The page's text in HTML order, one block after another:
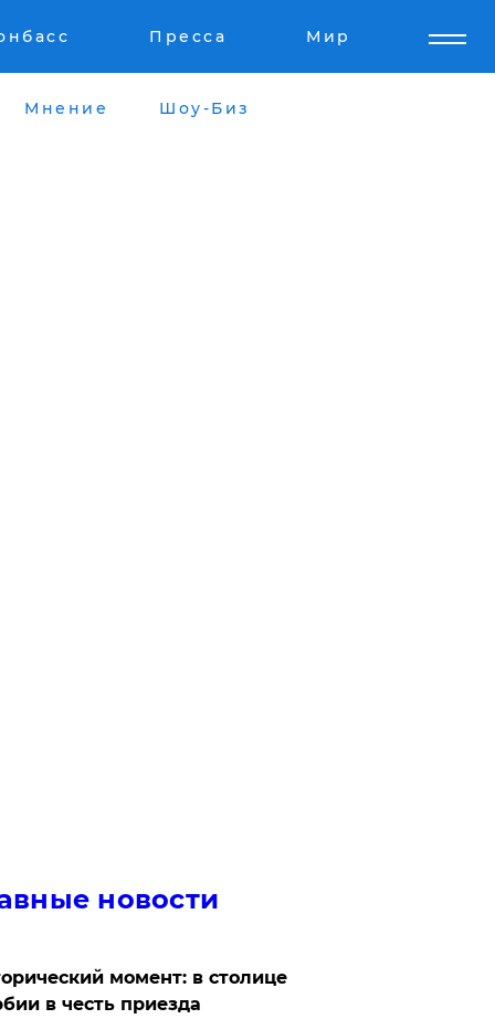
Пресса Мир
Мнение Шоу-Биз
новости
момент: в столице
в честь приезда